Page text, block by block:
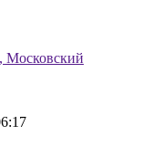
Московский